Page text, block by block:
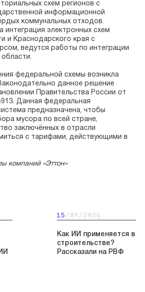
схем регионов с
информационной
коммунальных отходов.
интеграция электронных схем
и Краснодарского края с
ведутся работы по интеграции
федеральной схемы возникла
данное решение
Правительства России от
Данная федеральная
предназначена, чтобы
мусора по всей стране,
заключённых в отрасли
с тарифами, действующими в
компаний «Эттон»
15 /04/2026
Как ИИ применяется в
строительстве?
Рассказали на РВФ